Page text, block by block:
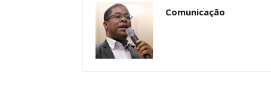
Comunicação